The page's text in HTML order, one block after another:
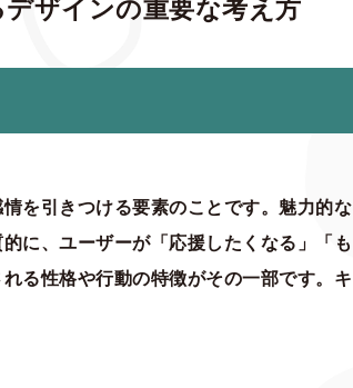
ザインの重要な考え方
を引きつける要素のことです。魅力的
に、ユーザーが「応援したくなる」「
る性格や行動の特徴がその一部です。